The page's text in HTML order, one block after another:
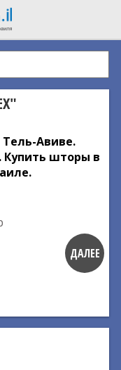
Авиве.
Купить шторы в
ДАЛЕЕ